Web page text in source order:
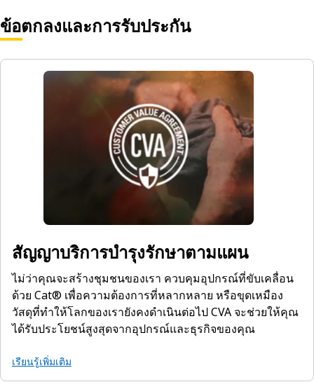
ข้อตกลงและการรับประกัน
สัญญาบริการบำรุงรักษาตามแผน
ไม่ว่าคุณจะสร้างชุมชนของเรา ควบคุมอุปกรณ์ที่ขับเคลื่อน
ด้วย Cat® เพื่อความต้องการที่หลากหลาย หรือขุดเหมือง
วัสดุที่ทำให้โลกของเรายังคงดำเนินต่อไป CVA จะช่วยให้คุณ
ได้รับประโยชน์สูงสุดจากอุปกรณ์และธุรกิจของคุณ
เรียนรู้เพิ่มเติม